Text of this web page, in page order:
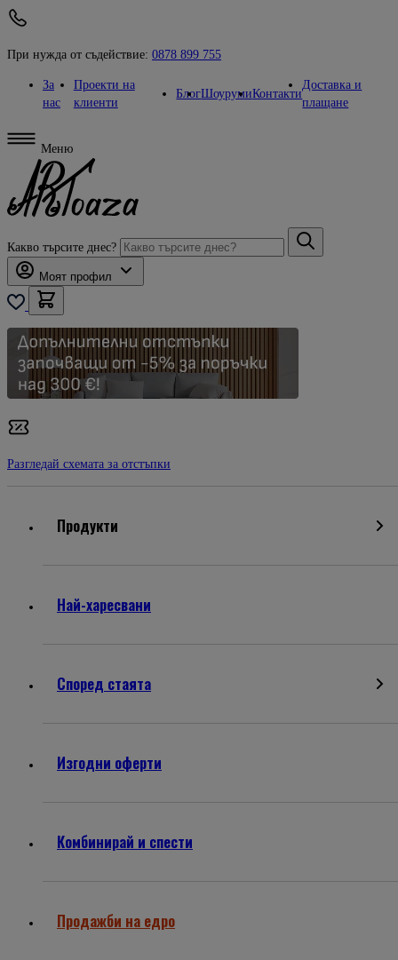
При нужда от съдействие: 0878 899 755
За
нас
Проекти на
клиенти
БлогШоурумиКонтакти
Доставка и
плащане
Меню
Какво търсите днес?
Моят профил
Разгледай схемата за отстъпки
Продукти
Най-харесвани
Според стаята
Изгодни оферти
Комбинирай и спести
Продажби на едро